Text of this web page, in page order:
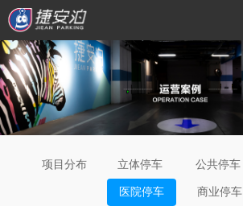
项目分布 立体停车 公共停车
医院停车 商业停车